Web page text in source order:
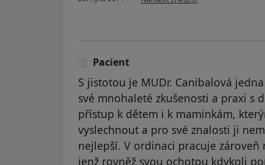
Pacient
S jistotou je MUDr. Canibalová
své mnohaleté zkušenosti a praxi s
přístup k dětem i k maminkám,
vyslechnout a pro své znalosti ji
nejlepší. V ordinaci pracuje
jenž rovněž svou ochotou kdykoli